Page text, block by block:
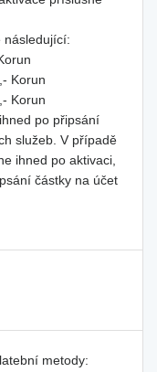
následující:
Korun
Korun
po připsání
služeb. V případě
ihned po aktivaci,
částky na účet
metody: